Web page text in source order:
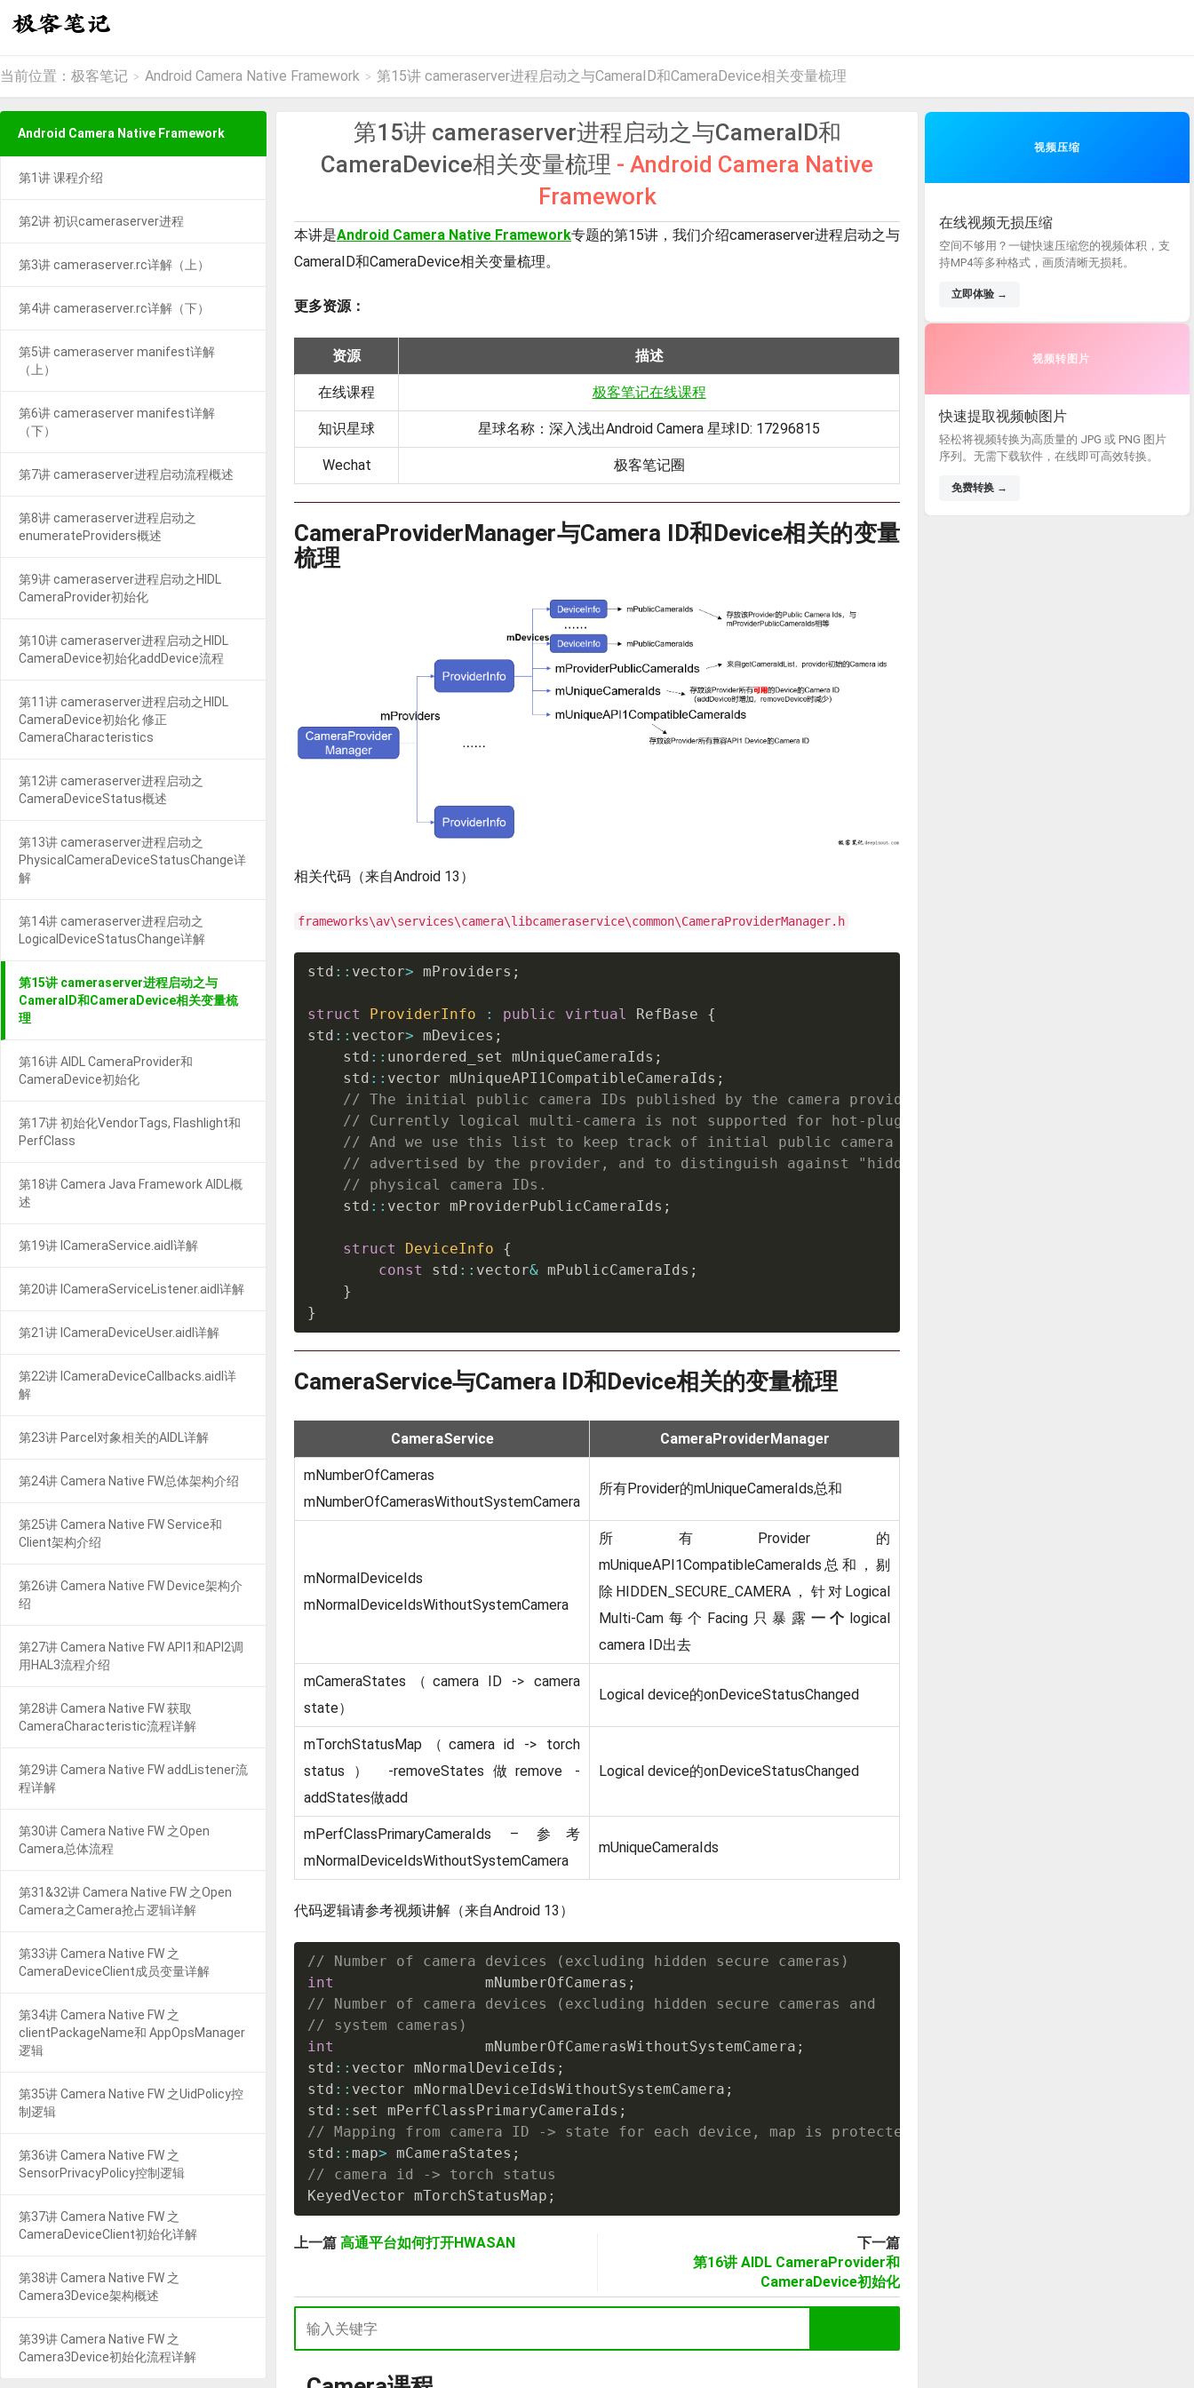
当前位置： 极客笔记 > Android Camera Native Framework > 第15讲 cameraserver进程启动之与CameraID和CameraDevice相关变量梳理
第15讲 cameraserver进程启动之与CameraID和
CameraDevice相关变量梳理 - Android Camera Native
Framework
本讲是Android Camera Native Framework专题的第15讲，我们介绍cameraserver进程启动之与
CameraID和CameraDevice相关变量梳理。
更多资源：
资源 描述
在线课程 极客笔记在线课程
知识星球 星球名称：深入浅出Android Camera 星球ID: 17296815
Wechat 极客笔记圈
CameraProviderManager与Camera ID和Device相关的变量
梳理
相关代码（来自Android 13）
frameworks\av\services\camera\libcameraservice\common\CameraProviderManager.h
std :: vector> mProviders ;
struct ProviderInfo : public virtual RefBase {
std :: vector> mDevices ;
    std
:: unordered_set mUniqueCameraIds ;
    std
:: vector mUniqueAPI1CompatibleCameraIds ;
// The initial public camera IDs published by the camera provider.
// Currently logical multi-camera is not supported for hot-plug camera.
// And we use this list to keep track of initial public camera IDs
// advertised by the provider, and to distinguish against "hidden"
// physical camera IDs.
    std
:: vector mProviderPublicCameraIds ;
struct DeviceInfo
{
const
std :: vector& mPublicCameraIds ;
}
}
CameraService与Camera ID和Device相关的变量梳理
CameraService CameraProviderManager
mNumberOfCameras
mNumberOfCamerasWithoutSystemCamera
所有Provider的mUniqueCameraIds总和
mNormalDeviceIds
mNormalDeviceIdsWithoutSystemCamera
所有Provider的
mUniqueAPI1CompatibleCameraIds总和，剔
除HIDDEN_SECURE_CAMERA，针对Logical
Multi-Cam每个Facing只暴露 一个 logical
camera ID出去
mCameraStates（camera ID -> camera
state）
Logical device的onDeviceStatusChanged
mTorchStatusMap（camera id -> torch
status） -removeStates做remove -
addStates做add
Logical device的onDeviceStatusChanged
mPerfClassPrimaryCameraIds – 参考
mNormalDeviceIdsWithoutSystemCamera
mUniqueCameraIds
代码逻辑请参考视频讲解（来自Android 13）
// Number of camera devices (excluding hidden secure cameras)
int
                 mNumberOfCameras
;
// Number of camera devices (excluding hidden secure cameras and
// system cameras)
int
                 mNumberOfCamerasWithoutSystemCamera
;
std :: vector mNormalDeviceIds ;
std :: vector mNormalDeviceIdsWithoutSystemCamera ;
std :: set mPerfClassPrimaryCameraIds ;
// Mapping from camera ID -> state for each device, map is protected by mCameraStatesLock
std :: map> mCameraStates ;
// camera id -> torch status
KeyedVector mTorchStatusMap ;
上一篇 高通平台如何打开HWASAN
下一篇
第16讲 AIDL CameraProvider和
CameraDevice初始化
Android Camera Native Framework
第1讲 课程介绍
第2讲 初识cameraserver进程
第3讲 cameraserver.rc详解（上）
第4讲 cameraserver.rc详解（下）
第5讲 cameraserver manifest详解
（上）
第6讲 cameraserver manifest详解
（下）
第7讲 cameraserver进程启动流程概述
第8讲 cameraserver进程启动之
enumerateProviders概述
第9讲 cameraserver进程启动之HIDL
CameraProvider初始化
第10讲 cameraserver进程启动之HIDL
CameraDevice初始化addDevice流程
第11讲 cameraserver进程启动之HIDL
CameraDevice初始化 修正
CameraCharacteristics
第12讲 cameraserver进程启动之
CameraDeviceStatus概述
第13讲 cameraserver进程启动之
PhysicalCameraDeviceStatusChange详
解
第14讲 cameraserver进程启动之
LogicalDeviceStatusChange详解
第15讲 cameraserver进程启动之与
CameraID和CameraDevice相关变量梳
理
第16讲 AIDL CameraProvider和
CameraDevice初始化
第17讲 初始化VendorTags, Flashlight和
PerfClass
第18讲 Camera Java Framework AIDL概
述
第19讲 ICameraService.aidl详解
第20讲 ICameraServiceListener.aidl详解
第21讲 ICameraDeviceUser.aidl详解
第22讲 ICameraDeviceCallbacks.aidl详
解
第23讲 Parcel对象相关的AIDL详解
第24讲 Camera Native FW总体架构介绍
第25讲 Camera Native FW Service和
Client架构介绍
第26讲 Camera Native FW Device架构介
绍
第27讲 Camera Native FW API1和API2调
用HAL3流程介绍
第28讲 Camera Native FW 获取
CameraCharacteristic流程详解
第29讲 Camera Native FW addListener流
程详解
第30讲 Camera Native FW 之Open
Camera总体流程
第31&32讲 Camera Native FW 之Open
Camera之Camera抢占逻辑详解
第33讲 Camera Native FW 之
CameraDeviceClient成员变量详解
第34讲 Camera Native FW 之
clientPackageName和 AppOpsManager
逻辑
第35讲 Camera Native FW 之UidPolicy控
制逻辑
第36讲 Camera Native FW 之
SensorPrivacyPolicy控制逻辑
第37讲 Camera Native FW 之
CameraDeviceClient初始化详解
第38讲 Camera Native FW 之
Camera3Device架构概述
第39讲 Camera Native FW 之
Camera3Device初始化流程详解
视频压缩
在线视频无损压缩
空间不够用？一键快速压缩您的视频体积，支
持MP4等多种格式，画质清晰无损耗。
立即体验 →
视频转图片
快速提取视频帧图片
轻松将视频转换为高质量的 JPG 或 PNG 图片
序列。无需下载软件，在线即可高效转换。
免费转换 →